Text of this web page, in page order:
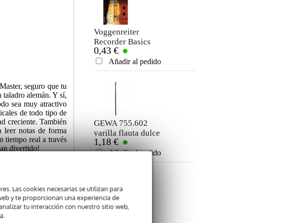
Las cookies necesarias se utilizan para
y te proporcionan una experiencia de
tu interacción con nuestro sitio web,
seguro que tu
taladro alemán. Y sí,
sea muy atractivo
de todo tipo de
creciente. También
leer notas de forma
tiempo real a través
divertido!
Voggenreiter
Recorder Basics
Edición en inglés
0,43 €
Añadir al pedido
GEWA 755.602
varilla flauta dulce
soprano
1,18 €
Añadir al pedido